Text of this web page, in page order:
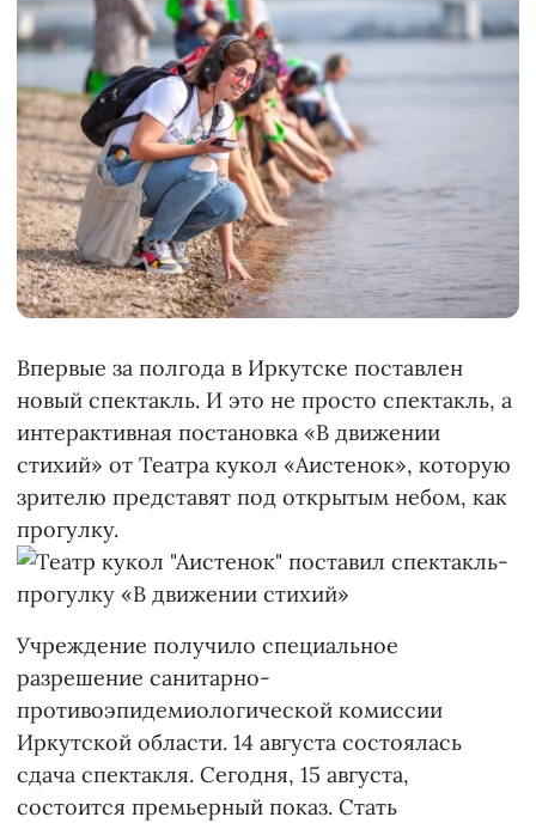
Впервые за полгода в Иркутске поставлен
новый спектакль. И это не просто спектакль, а
интерактивная постановка «В движении
стихий» от Театра кукол «Аистенок», которую
зрителю представят под открытым небом, как
прогулку.
Учреждение получило специальное
разрешение санитарно-
противоэпидемиологической комиссии
Иркутской области. 14 августа состоялась
сдача спектакля. Сегодня, 15 августа,
состоится премьерный показ. Стать